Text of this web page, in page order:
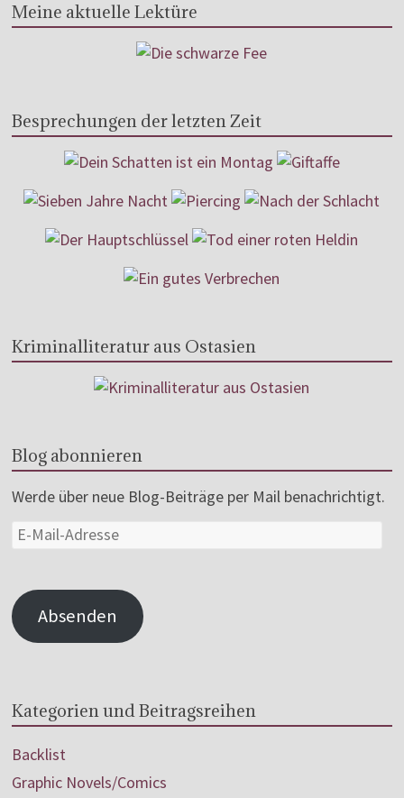
Meine aktuelle Lektüre
Besprechungen der letzten Zeit
Kriminalliteratur aus Ostasien
Blog abonnieren
Werde über neue Blog-Beiträge per Mail benachrichtigt.
Absenden
Kategorien und Beitragsreihen
Backlist
Graphic Novels/Comics